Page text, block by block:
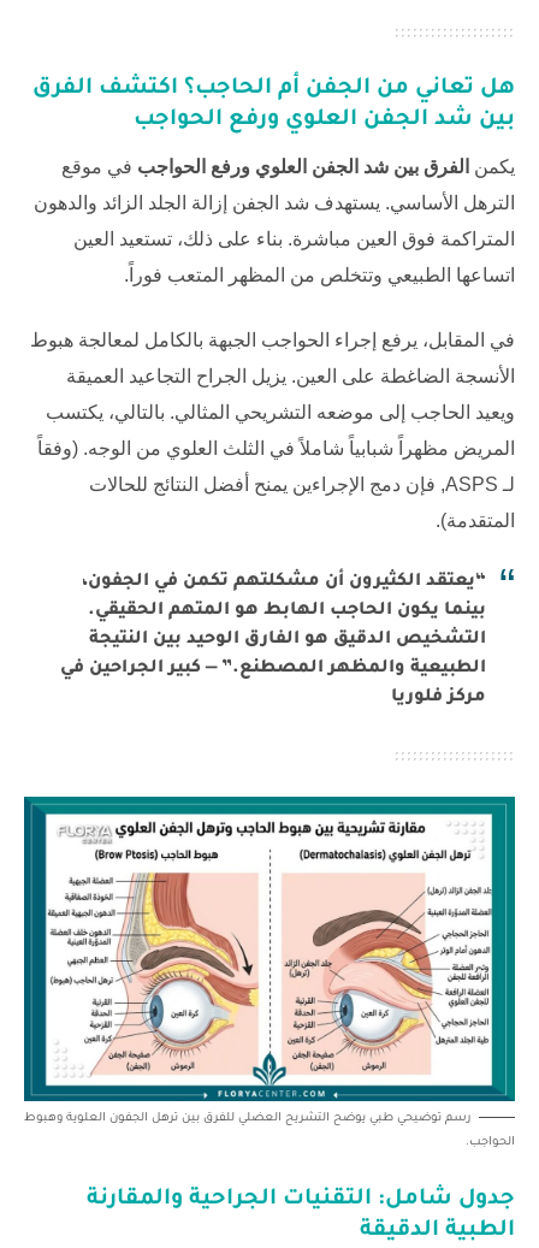
هل تعاني من الجفن أم الحاجب؟ اكتشف الفرق
بين شد الجفن العلوي ورفع الحواجب
يكمن الفرق بين شد الجفن العلوي ورفع الحواجب في موقع
الترهل الأساسي. يستهدف شد الجفن إزالة الجلد الزائد والدهون
المتراكمة فوق العين مباشرة. بناء على ذلك، تستعيد العين
اتساعها الطبيعي وتتخلص من المظهر المتعب فوراً.
في المقابل، يرفع إجراء الحواجب الجبهة بالكامل لمعالجة هبوط
الأنسجة الضاغطة على العين. يزيل الجراح التجاعيد العميقة
ويعيد الحاجب إلى موضعه التشريحي المثالي. بالتالي، يكتسب
المريض مظهراً شبابياً شاملاً في الثلث العلوي من الوجه. (وفقاً
لـ ASPS, فإن دمج الإجراءين يمنح أفضل النتائج للحالات
المتقدمة).
“يعتقد الكثيرون أن مشكلتهم تكمن في الجفون،
بينما يكون الحاجب الهابط هو المتهم الحقيقي.
التشخيص الدقيق هو الفارق الوحيد بين النتيجة
الطبيعية والمظهر المصطنع.” — كبير الجراحين في
مركز فلوريا
رسم توضيحي طبي يوضح التشريح العضلي للفرق بين ترهل الجفون العلوية وهبوط
الحواجب.
جدول شامل: التقنيات الجراحية والمقارنة
الطبية الدقيقة